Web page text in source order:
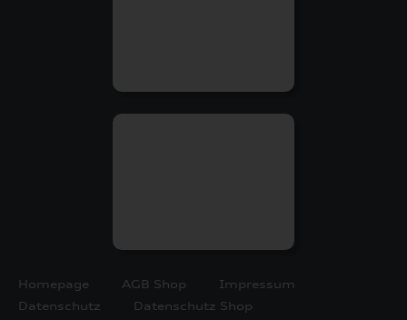
Homepage AGB Shop
Impressum
Datenschutz
Datenschutz Shop